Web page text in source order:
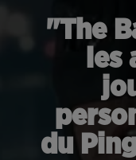
"The
les
du